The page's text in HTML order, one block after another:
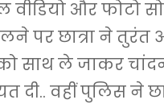
वीडियो और फोटो
पर छात्रा ने तुरंत
को साथ ले जाकर
दी.. वहीं पुलिस ने